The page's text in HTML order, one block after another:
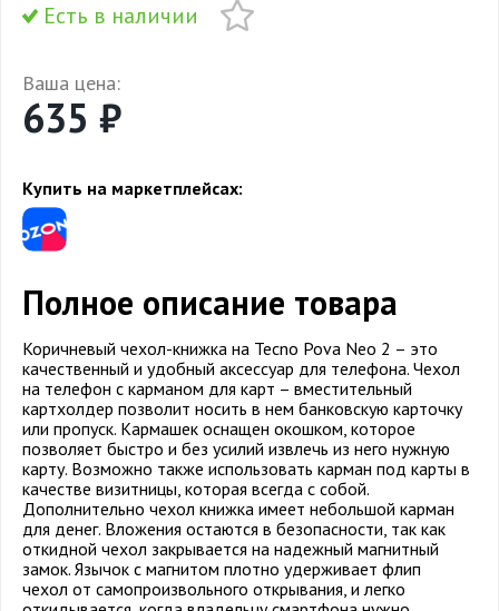
Есть в наличии
Ваша цена:
635 ₽
Купить на маркетплейсах:
Полное описание товара
Коричневый чехол-книжка на Tecno Pova Neo 2 – это
качественный и удобный аксессуар для телефона. Чехол
на телефон с карманом для карт – вместительный
картхолдер позволит носить в нем банковскую карточку
или пропуск. Кармашек оснащен окошком, которое
позволяет быстро и без усилий извлечь из него нужную
карту. Возможно также использовать карман под карты в
качестве визитницы, которая всегда с собой.
Дополнительно чехол книжка имеет небольшой карман
для денег. Вложения остаются в безопасности, так как
откидной чехол закрывается на надежный магнитный
замок. Язычок с магнитом плотно удерживает флип
чехол от самопроизвольного открывания, и легко